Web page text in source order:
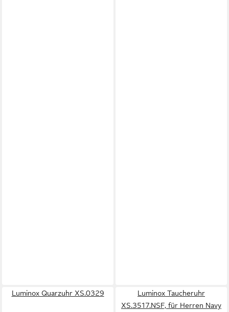
Luminox Quarzuhr XS.0329
Luminox Taucheruhr
XS.3517.NSF, für Herren Navy